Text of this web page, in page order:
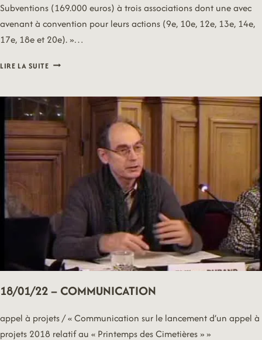
Subventions (169.000 euros) à trois associations dont une avec
avenant à convention pour leurs actions (9e, 10e, 12e, 13e, 14e,
17e, 18e et 20e). »…
LIRE LA SUITE18/01/22
ENFANCE
FAMILLE
18/01/22 – COMMUNICATION
appel à projets / « Communication sur le lancement d’un appel à
projets 2018 relatif au « Printemps des Cimetières » »